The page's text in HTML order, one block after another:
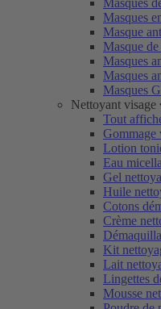
Masques
Masques
Masque
Masque
Masques
Masques
Masques
Nettoyant visage
Tout
Gommage
Lotion
Eau
Gel
Huile
Cotons
Crème
Kit
Lait
Lingettes
Mousse